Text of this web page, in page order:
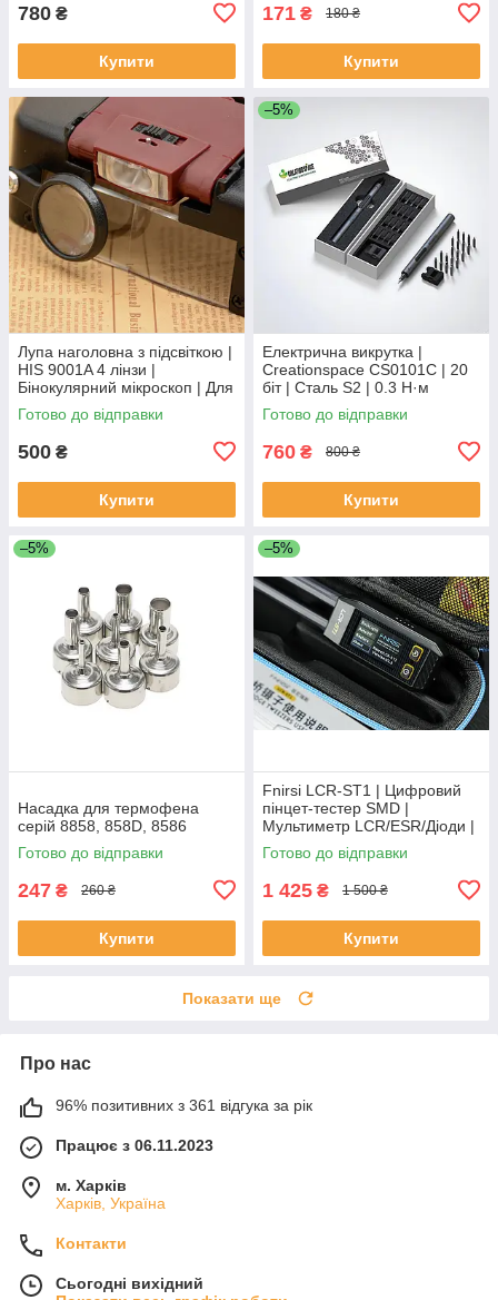
780 ₴
Купити
171 ₴ 180 ₴
Купити
Лупа наголовна з підсвіткою |
HIS 9001A 4 лінзи |
Бінокулярний мікроскоп | Для
майстрів
Готово до відправки
500 ₴
Купити
–5%
Електрична викрутка |
Creationspace CS0101C | 20
біт | Сталь S2 | 0.3 Н·м
Готово до відправки
760 ₴ 800 ₴
Купити
–5%
Насадка для термофена
серій 8858, 858D, 8586
Готово до відправки
247 ₴ 260 ₴
Купити
–5%
Fnirsi LCR-ST1 | Цифровий
пінцет-тестер SMD |
Мультиметр LCR/ESR/Діоди |
1.14" екран
Готово до відправки
1 425 ₴ 1 500 ₴
Купити
Показати ще
Про нас
96% позитивних з 361 відгука за рік
Працює з 06.11.2023
м. Харків
Харків, Україна
Контакти
Сьогодні вихідний